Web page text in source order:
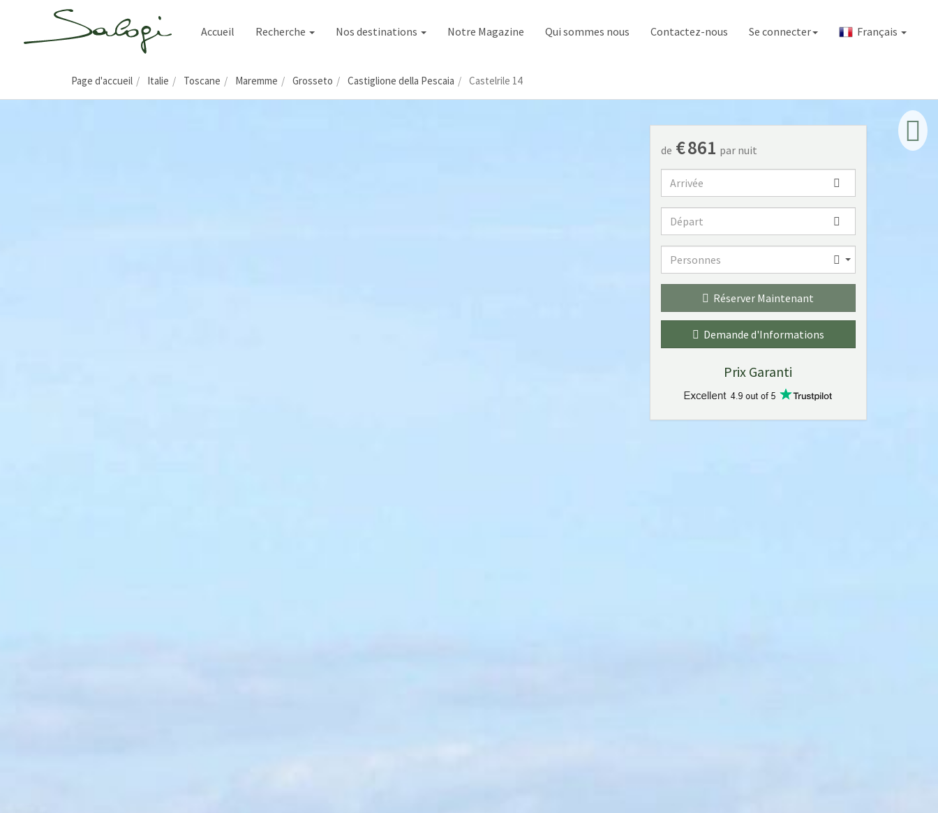
Accueil Recherche Nos destinations Notre Magazine Qui sommes nous Contactez-nous Se connecter Français
Page d'accueil Italie Toscane Maremme Grosseto Castiglione della Pescaia Castelrile 14
de €861 par nuit
Arrivée
Départ
Personnes
Personnes
Réserver Maintenant
Demande d'Informations
Prix Garanti